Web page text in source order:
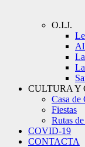
O.I.J.
CULTURA Y
Casa de
Fiestas
Rutas
COVID-19
CONTACTA